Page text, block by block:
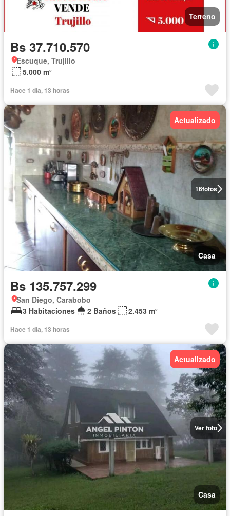
Terreno
Bs 37.710.570
Escuque, Trujillo
5.000 m²
Hace 1 día, 13 horas
16fotos
Actualizado
Casa
Bs 135.757.299
San Diego, Carabobo
3 Habitaciones
2 Baños 2.453 m²
Hace 1 día, 13 horas
Ver foto
Actualizado
Casa